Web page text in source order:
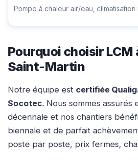
Pompe à chaleur air/eau,
Pourquoi choisir LCM
Saint-Martin
Notre équipe est certifiée
Socotec. Nous sommes assurés
décennale et nos chantiers
biennale et de parfait
poste par poste, prix fermes,